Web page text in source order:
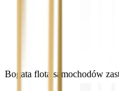
Bogata flota samochodów